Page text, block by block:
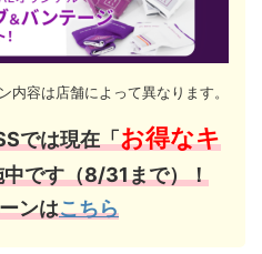
内容は店舗によって異なります。
では現在「お得なキ
中です（8/31まで）！
ンはこちら